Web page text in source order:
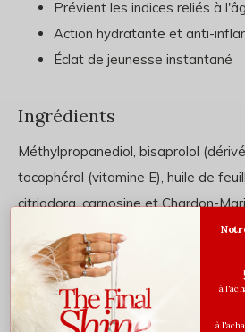
Prévient les indices reliés à
Action hydratante et anti-
Éclat de jeunesse instantané
Ingrédients
Méthylpropanediol, bisaprolol
tocophérol (vitamine E), huile de
citriodora, carnosine et Chardon-
Évaluations
0/ 5
à
à